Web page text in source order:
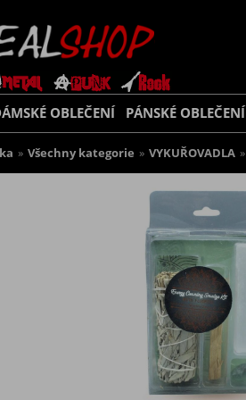
OBLEČENÍ PÁNSKÉ OBLEČENÍ
» Všechny kategorie » VYKUŘOVADLA »